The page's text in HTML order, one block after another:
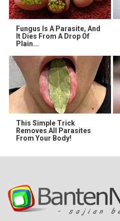
Fungus Is A Parasite, And
It Dies From A Drop Of
Plain...
This Simple Trick
Removes All Parasites
From Your Body!